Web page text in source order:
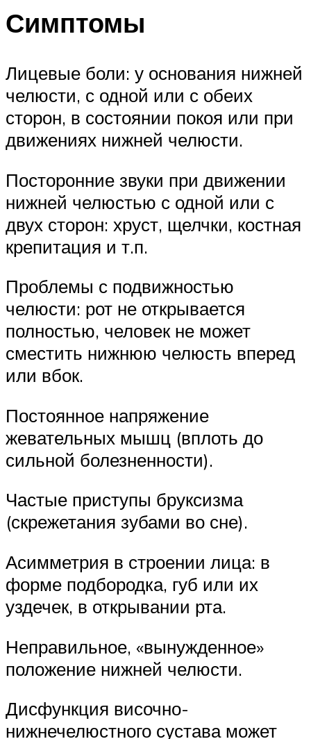
Симптомы
Лицевые боли: у основания нижней
челюсти, с одной или с обеих
сторон, в состоянии покоя или при
движениях нижней челюсти.
Посторонние звуки при движении
нижней челюстью с одной или с
двух сторон: хруст, щелчки, костная
крепитация и т.п.
Проблемы с подвижностью
челюсти: рот не открывается
полностью, человек не может
сместить нижнюю челюсть вперед
или вбок.
Постоянное напряжение
жевательных мышц (вплоть до
сильной болезненности).
Частые приступы бруксизма
(скрежетания зубами во сне).
Асимметрия в строении лица: в
форме подбородка, губ или их
уздечек, в открывании рта.
Неправильное, «вынужденное»
положение нижней челюсти.
Дисфункция височно-
нижнечелюстного сустава может